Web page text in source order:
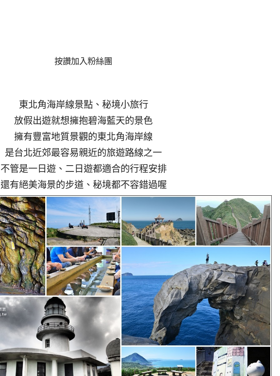
按讚加入粉絲團
東北角海岸線景點、秘境小旅行
放假出遊就想擁抱碧海藍天的景色
擁有豐富地質景觀的東北角海岸線
是台北近郊最容易親近的旅遊路線之一
不管是一日遊、二日遊都適合的行程安排
還有絕美海景的步道、秘境都不容錯過喔